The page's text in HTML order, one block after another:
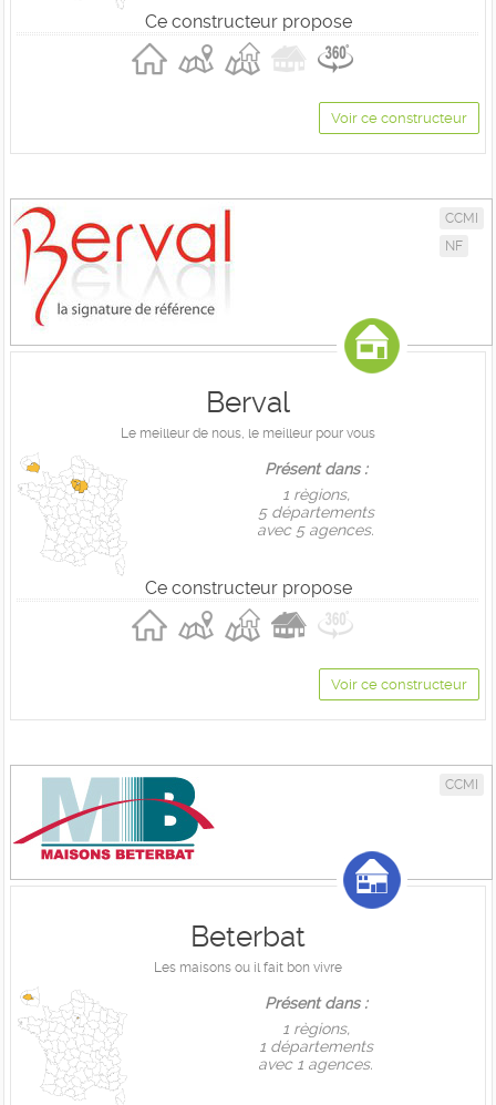
Ce constructeur propose
Voir ce constructeur
CCMI
NF
Berval
Le meilleur de nous, le meilleur pour vous
Présent dans :
1 règions,
5 départements
avec 5 agences.
Ce constructeur propose
Voir ce constructeur
CCMI
Beterbat
Les maisons ou il fait bon vivre
Présent dans :
1 règions,
1 départements
avec 1 agences.